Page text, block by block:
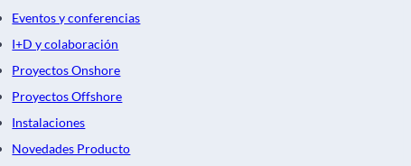
Eventos y conferencias
I+D y colaboración
Proyectos Onshore
Proyectos Offshore
Instalaciones
Novedades Producto